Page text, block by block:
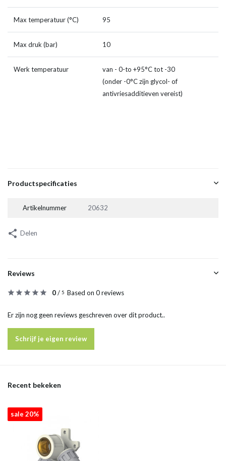
Max temperatuur (°C) 95
Max druk (bar) 10
Werk temperatuur
van - 0-to +95°C tot -30
(onder -0°C zijn glycol- of
antivriesadditieven vereist)
Productspecificaties
Artikelnummer 20632
Delen
Reviews
0/ 5 Based on 0 reviews
Er zijn nog geen reviews geschreven over dit product..
Schrijf je eigen review
Recent bekeken
sale 20%